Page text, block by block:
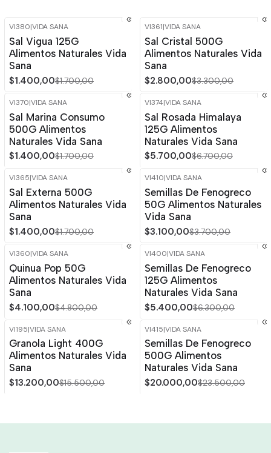
-18%
Agotado
VI380|VIDA SANA
Sal Vigua 125G
Alimentos Naturales Vida
Sana
$1.400,00$1.700,00
-15%
Agotado
VI361|VIDA SANA
Sal Cristal 500G
Alimentos Naturales Vida
Sana
$2.800,00$3.300,00
-18% OFF
Agotado
VI370|VIDA SANA
Sal Marina Consumo
500G Alimentos
Naturales Vida Sana
$1.400,00$1.700,00
-15% OFF
VI374|VIDA SANA
Sal Rosada Himalaya
125G Alimentos
Naturales Vida Sana
$5.700,00$6.700,00
-18%
Agotado
VI365|VIDA SANA
Sal Externa 500G
Alimentos Naturales Vida
Sana
$1.400,00$1.700,00
-16%
Agotado
VI410|VIDA SANA
Semillas De Fenogreco
50G Alimentos Naturales
Vida Sana
$3.100,00$3.700,00
-15%
VI360|VIDA SANA
Quinua Pop 50G
Alimentos Naturales Vida
Sana
$4.100,00$4.800,00
OFF
VI400|VIDA SANA
Semillas De Fenogreco
125G Alimentos
Naturales Vida Sana
$5.400,00$6.300,00
-15% OFF
VI195|VIDA SANA
Granola Light 400G
Alimentos Naturales Vida
Sana
$13.200,00$15.500,00
-15% OFF
VI415|VIDA SANA
Semillas De Fenogreco
500G Alimentos
Naturales Vida Sana
$20.000,00$23.500,00